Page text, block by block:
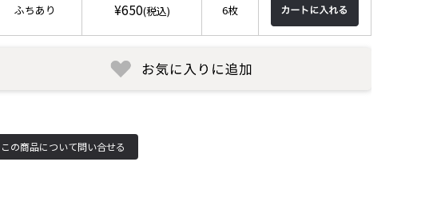
ふちあり ¥650(税込) 6枚